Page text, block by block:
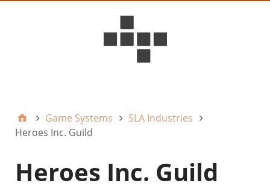
Game Systems
SLA Industries
Heroes Inc. Guild
Heroes Inc. Guild